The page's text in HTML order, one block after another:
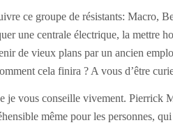
ce groupe de résistants: Macro,
une centrale électrique, la mettre
de vieux plans par un ancien
cela finira ? A vous d’être
je vous conseille vivement. Pierrick
même pour les personnes,